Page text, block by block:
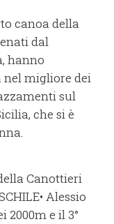
canoa della
dal
hanno
migliore dei
sul
che si è
Canottieri
Alessio
2000m e il 3°